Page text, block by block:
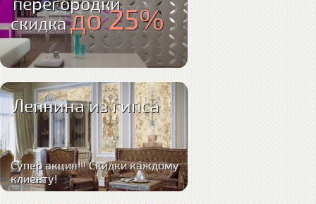
перегородки
скидкадо 25%
Лепнина из гипса
Супер акция!!! Скидки каждому
клиенту!